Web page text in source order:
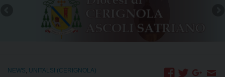
NEWS UNITALSI (CERIGNOLA)